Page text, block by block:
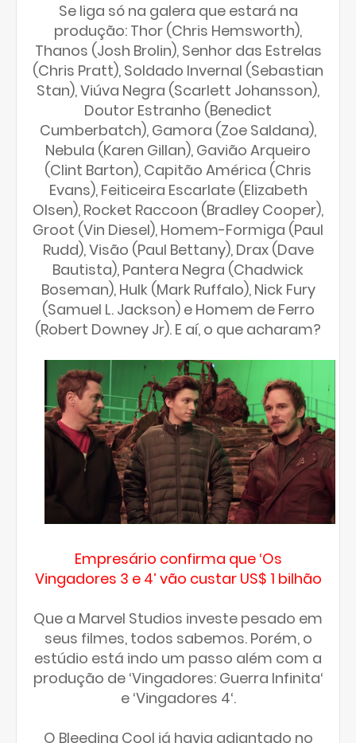
Se liga só na galera que estará na
produção: Thor (Chris Hemsworth),
Thanos (Josh Brolin), Senhor das Estrelas
(Chris Pratt), Soldado Invernal (Sebastian
Stan), Viúva Negra (Scarlett Johansson),
Doutor Estranho (Benedict
Cumberbatch), Gamora (Zoe Saldana),
Nebula (Karen Gillan), Gavião Arqueiro
(Clint Barton), Capitão América (Chris
Evans), Feiticeira Escarlate (Elizabeth
Olsen), Rocket Raccoon (Bradley Cooper),
Groot (Vin Diesel), Homem-Formiga (Paul
Rudd), Visão (Paul Bettany), Drax (Dave
Bautista), Pantera Negra (Chadwick
Boseman), Hulk (Mark Ruffalo), Nick Fury
(Samuel L. Jackson) e Homem de Ferro
(Robert Downey Jr). E aí, o que acharam?
Empresário confirma que ‘Os
Vingadores 3 e 4’ vão custar US$ 1 bilhão
Que a Marvel Studios investe pesado em
seus filmes, todos sabemos. Porém, o
estúdio está indo um passo além com a
produção de ‘Vingadores: Guerra Infinita‘
e ‘Vingadores 4‘.
O Bleeding Cool já havia adiantado no